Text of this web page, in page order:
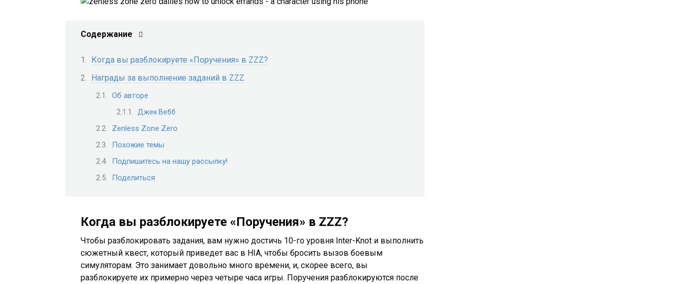
Содержание
Когда вы разблокируете «Поручения» в ZZZ?
Награды за выполнение заданий в ZZZ
Об авторе
Джек Вебб
Zenless Zone Zero
Похожие темы
Подпишитесь на нашу рассылку!
Поделиться
Когда вы разблокируете «Поручения» в ZZZ?
Чтобы разблокировать задания, вам нужно достичь 10-го уровня Inter-Knot и выполнить
сюжетный квест, который приведет вас в HIA, чтобы бросить вызов боевым
симуляторам. Это занимает довольно много времени, и, скорее всего, вы
разблокируете их примерно через четыре часа игры. Поручения разблокируются после